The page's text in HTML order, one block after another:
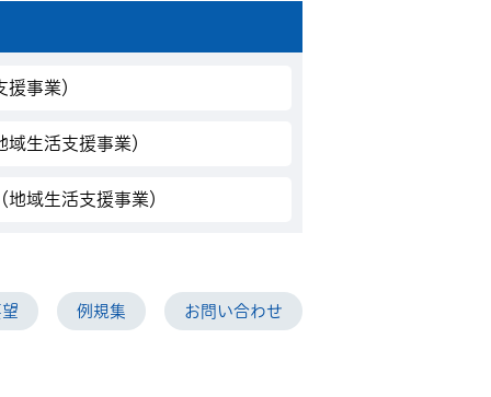
事業）
生活支援事業）
域生活支援事業）
例規集 お問い合わせ